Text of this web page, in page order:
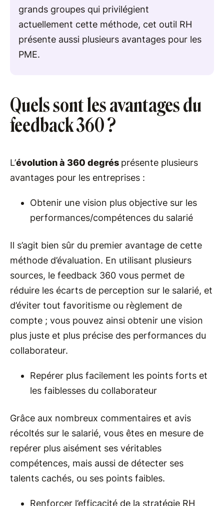
grands groupes qui privilégient
actuellement cette méthode, cet outil RH
présente aussi plusieurs avantages pour les
PME.
Quels sont les avantages du
feedback 360 ?
L’évolution à 360 degrés présente plusieurs
avantages pour les entreprises :
Obtenir une vision plus objective sur les
performances/compétences du salarié
Il s’agit bien sûr du premier avantage de cette
méthode d’évaluation. En utilisant plusieurs
sources, le feedback 360 vous permet de
réduire les écarts de perception sur le salarié, et
d’éviter tout favoritisme ou règlement de
compte ; vous pouvez ainsi obtenir une vision
plus juste et plus précise des performances du
collaborateur.
Repérer plus facilement les points forts et
les faiblesses du collaborateur
Grâce aux nombreux commentaires et avis
récoltés sur le salarié, vous êtes en mesure de
repérer plus aisément ses véritables
compétences, mais aussi de détecter ses
talents cachés, ou ses points faibles.
Renforcer l’efficacité de la stratégie RH